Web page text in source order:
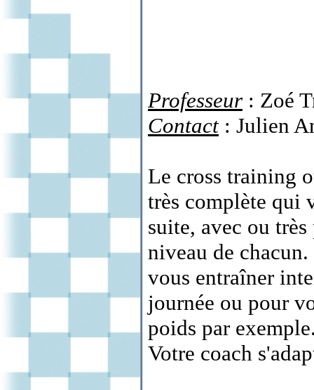
Professeur : Zoé
Contact: Julien
Le cross training
très complète qui
suite, avec ou
niveau de
vous entraîner
journée ou pour
poids par
Votre coach